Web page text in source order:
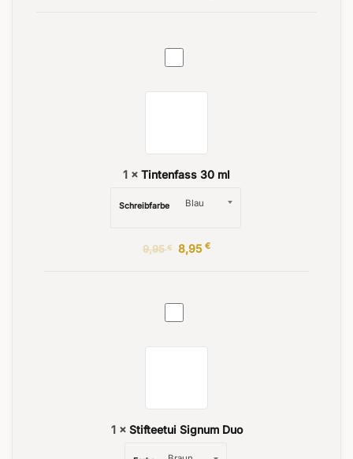
1 × Tintenfass 30 ml
Schreibfarbe
9,95€
Ursprünglicher
8,95 €Aktueller
1× Stifteetui Signum Duo